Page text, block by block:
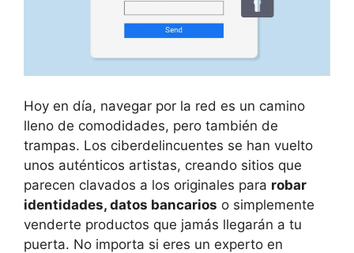
Hoy en día, navegar por la red es un camino
lleno de comodidades, pero también de
trampas. Los ciberdelincuentes se han vuelto
unos auténticos artistas, creando sitios que
parecen clavados a los originales para robar
identidades, datos bancarios o simplemente
venderte productos que jamás llegarán a tu
puerta. No importa si eres un experto en